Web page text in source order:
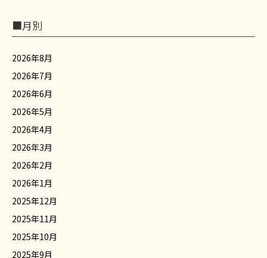
■月別
2026年8月
2026年7月
2026年6月
2026年5月
2026年4月
2026年3月
2026年2月
2026年1月
2025年12月
2025年11月
2025年10月
2025年9月